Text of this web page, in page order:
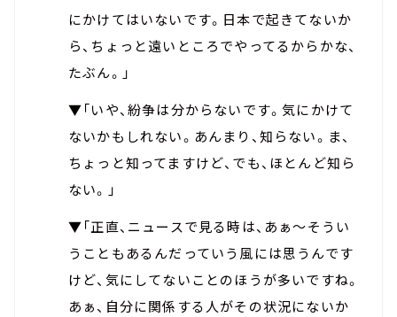
にかけてはいないです。日本で起きてないか
ら、ちょっと遠いところでやってるからかな、
たぶん。」
▼「いや、紛争は分からないです。気にかけて
ないかもしれない。あんまり、知らない。ま、
ちょっと知ってますけど、でも、ほとんど知ら
ない。」
▼「正直、ニュースで見る時は、あぁ～そうい
うこともあるんだっていう風には思うんです
けど、気にしてないことのほうが多いですね。
あぁ、自分に関係する人がその状況にないか